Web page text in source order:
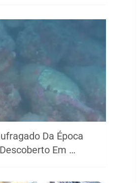
Da Época
Em …